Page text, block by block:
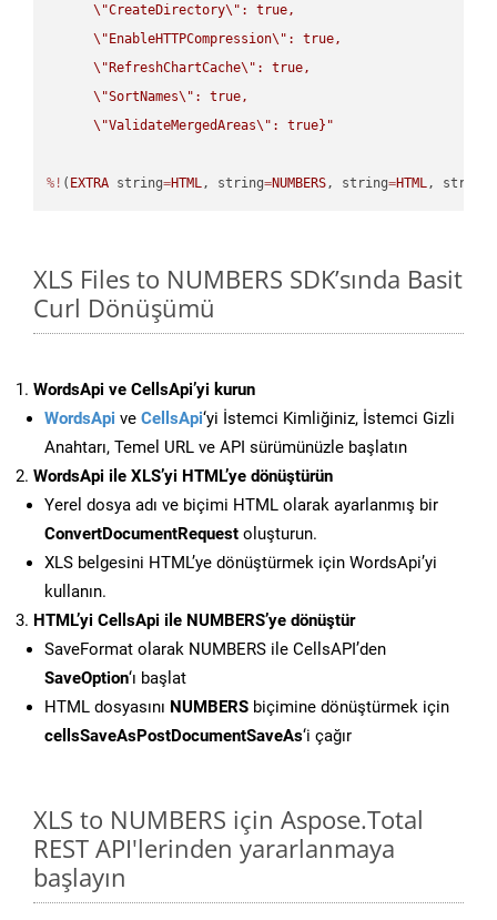
\"CreateDirectory\" : true,
\" EnableHTTPCompression\" : true,
\" RefreshChartCache\" : true,
\"SortNames\" : true,
\"ValidateMergedAreas\" : true}"
%! ( EXTRA string=HTML, string=NUMBERS, string=HTML, string
XLS Files to NUMBERS SDK’sında Basit
Curl Dönüşümü
WordsApi ve CellsApi’yi kurun
WordsApi ve CellsApi‘yi İstemci Kimliğiniz, İstemci Gizli
Anahtarı, Temel URL ve API sürümünüzle başlatın
WordsApi ile XLS’yi HTML’ye dönüştürün
Yerel dosya adı ve biçimi HTML olarak ayarlanmış bir
ConvertDocumentRequest oluşturun.
XLS belgesini HTML’ye dönüştürmek için WordsApi’yi
kullanın.
HTML’yi CellsApi ile NUMBERS’ye dönüştür
SaveFormat olarak NUMBERS ile CellsAPI’den
SaveOption‘ı başlat
HTML dosyasını NUMBERS biçimine dönüştürmek için
cellsSaveAsPostDocumentSaveAs‘i çağır
XLS to NUMBERS için Aspose.Total
REST API'lerinden yararlanmaya
başlayın